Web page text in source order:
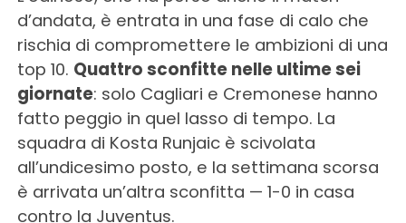
d’andata, è entrata in una fase di calo che
rischia di compromettere le ambizioni di una
top 10. Quattro sconfitte nelle ultime sei
giornate: solo Cagliari e Cremonese hanno
fatto peggio in quel lasso di tempo. La
squadra di Kosta Runjaic è scivolata
all’undicesimo posto, e la settimana scorsa
è arrivata un’altra sconfitta — 1-0 in casa
contro la Juventus.